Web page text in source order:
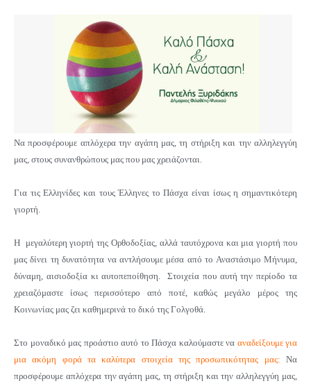
Να προσφέρουμε απλόχερα την αγάπη μας, τη στήριξη και την αλληλεγγύη
μας, στους συνανθρώπους μας που μας χρειάζονται.
Για τις Ελληνίδες και τους Έλληνες το Πάσχα είναι ίσως η σημαντικότερη
γιορτή.
Η μεγαλύτερη γιορτή της Ορθοδοξίας, αλλά ταυτόχρονα και μια γιορτή που
μας δίνει τη δυνατότητα να αντλήσουμε μέσα από το Αναστάσιμο Μήνυμα,
δύναμη, αισιοδοξία κι αυτοπεποίθηση. Στοιχεία που αυτή την περίοδο τα
χρειαζόμαστε ίσως περισσότερο από ποτέ, καθώς μεγάλο μέρος της
Κοινωνίας μας ζει καθημερινά το δικό της Γολγοθά.
Στο μοναδικό μας προάστιο αυτό το Πάσχα καλούμαστε να αναδείξουμε για
μια ακόμη φορά τα καλύτερα στοιχεία της προσωπικότητας μας: Να
προσφέρουμε απλόχερα την αγάπη μας, τη στήριξη και την αλληλεγγύη μας,